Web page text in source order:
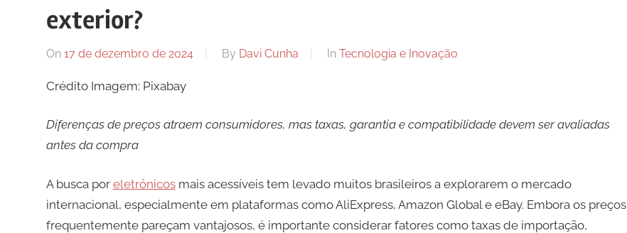
exterior?
On 17 de dezembro de 2024 By Davi Cunha In Tecnologia e Inovação
Crédito Imagem: Pixabay
Diferenças de preços atraem consumidores, mas taxas, garantia e compatibilidade devem ser avaliadas
antes da compra
A busca por eletrônicosmais acessíveis tem levado muitos brasileiros a explorarem o mercado
internacional, especialmente em plataformas como AliExpress, Amazon Global e eBay. Embora os preços
frequentemente pareçam vantajosos, é importante considerar fatores como taxas de importação,